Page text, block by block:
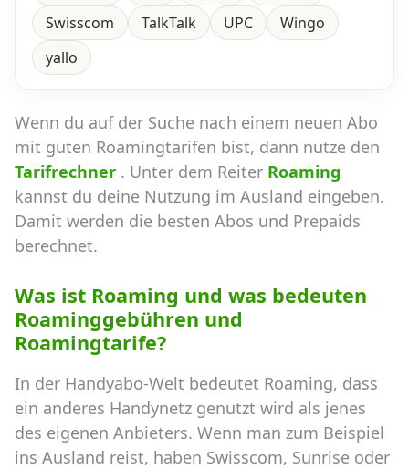
Swisscom
TalkTalk UPC
Wingo
yallo
Wenn du auf der Suche nach einem neuen Abo
mit guten Roamingtarifen bist, dann nutze den
Tarifrechner . Unter dem Reiter Roaming
kannst du deine Nutzung im Ausland eingeben.
Damit werden die besten Abos und Prepaids
berechnet.
Was ist Roaming und was bedeuten
Roaminggebühren und
Roamingtarife?
In der Handyabo-Welt bedeutet Roaming, dass
ein anderes Handynetz genutzt wird als jenes
des eigenen Anbieters. Wenn man zum Beispiel
ins Ausland reist, haben Swisscom, Sunrise oder